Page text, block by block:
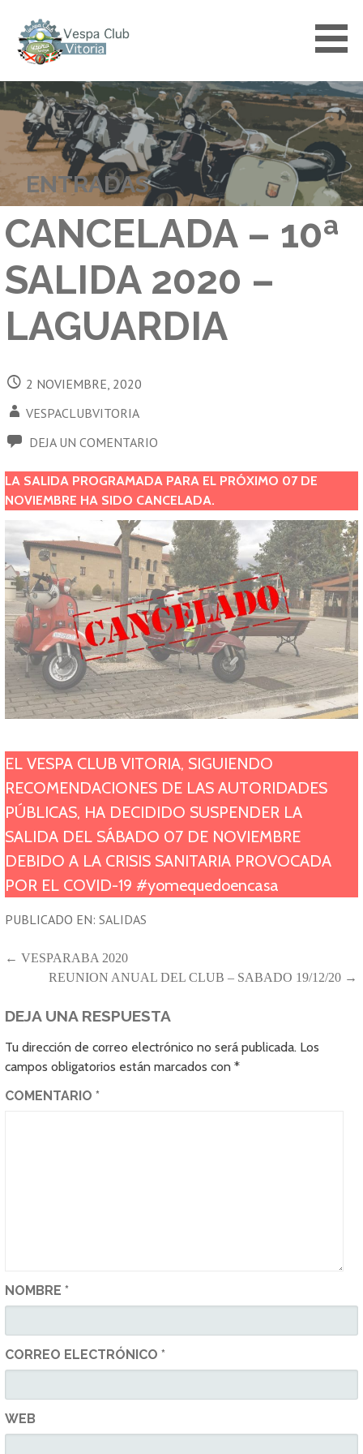
contenido
VESPACLUBVITORIA
ENTRADAS
CANCELADA – 10ª
SALIDA 2020 –
LAGUARDIA
2 NOVIEMBRE, 2020
VESPACLUBVITORIA
DEJA UN COMENTARIO
LA SALIDA PROGRAMADA PARA EL PRÓXIMO 07 DE
NOVIEMBRE HA SIDO CANCELADA.
EL VESPA CLUB VITORIA, SIGUIENDO
RECOMENDACIONES DE LAS AUTORIDADES
PÚBLICAS, HA DECIDIDO SUSPENDER LA
SALIDA DEL SÁBADO 07 DE NOVIEMBRE
DEBIDO A LA CRISIS SANITARIA PROVOCADA
POR EL COVID-19 #yomequedoencasa
PUBLICADO EN:SALIDAS
NAVEGACIÓN
ENTRADAS
← VESPARABA 2020
REUNION ANUAL DEL CLUB – SABADO 19/12/20 →
DEJA UNA RESPUESTA
Tu dirección de correo electrónico no será publicada. Los
campos obligatorios están marcados con*
COMENTARIO*
NOMBRE*
CORREO ELECTRÓNICO*
WEB